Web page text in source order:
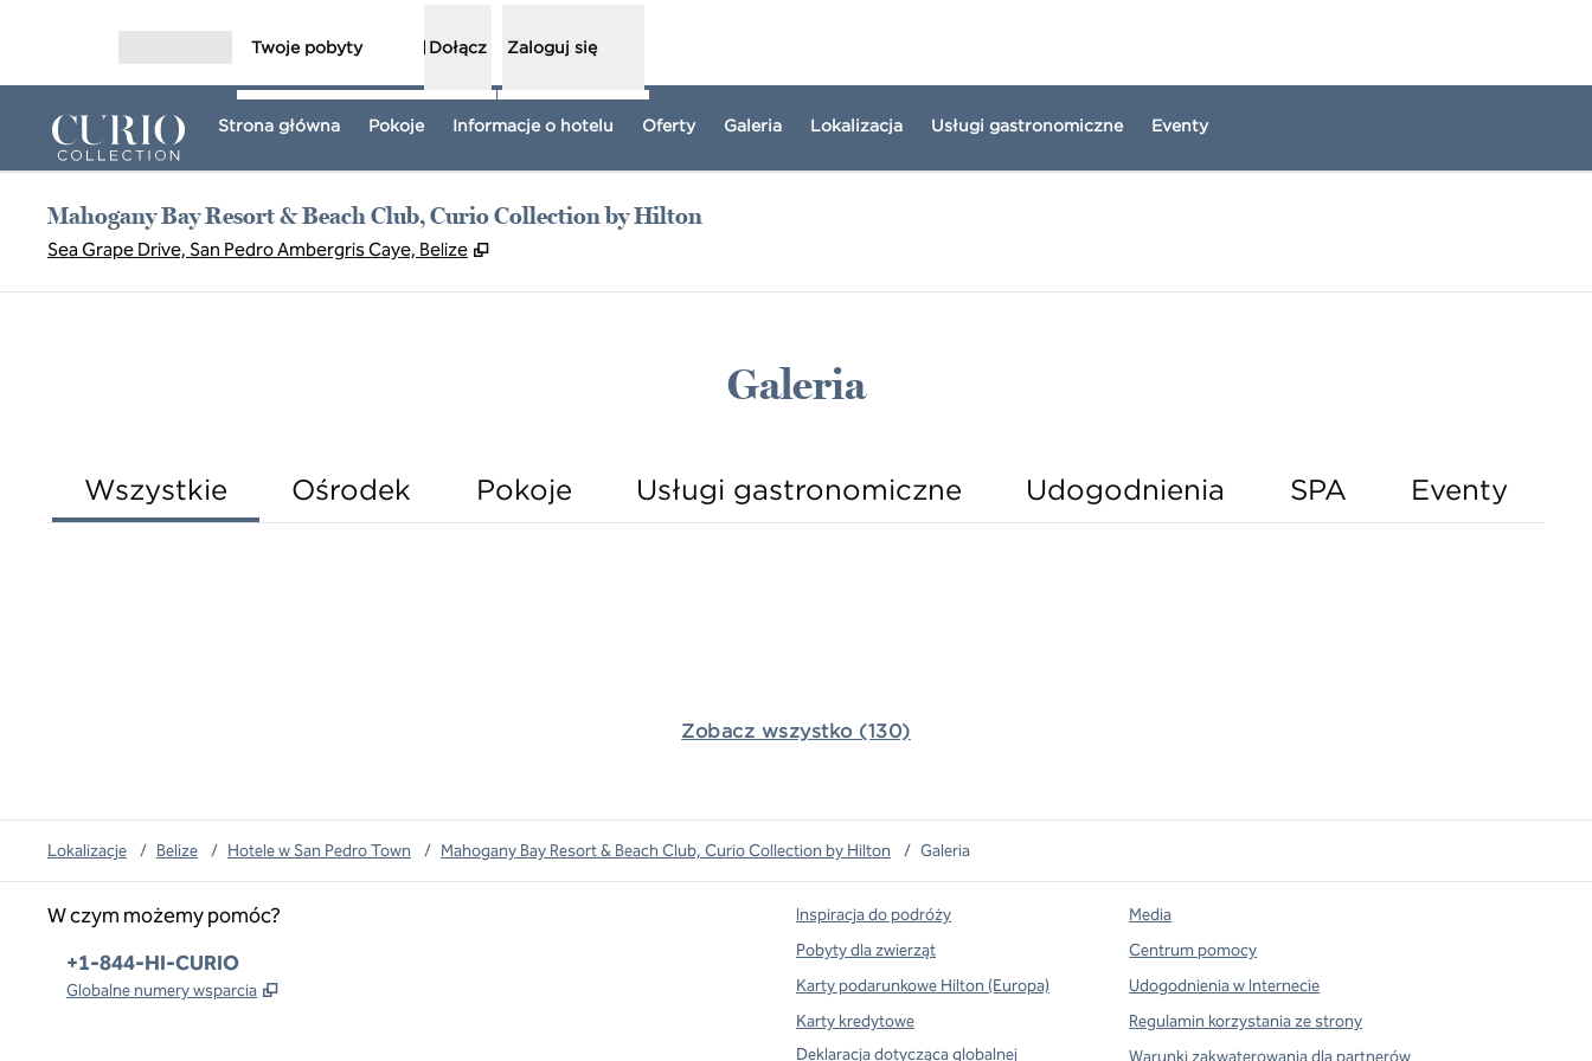
Twoje pobyty Dołącz Zaloguj się
Strona główna Pokoje Informacje o hotelu Oferty Galeria Lokalizacja Usługi gastronomiczne Eventy
Mahogany Bay Resort & Beach Club, Curio Collection by Hilton
Sea Grape Drive, San Pedro Ambergris Caye, Belize ,
Galeria
Wszystkie Ośrodek Pokoje Usługi gastronomiczne Udogodnienia SPA Eventy
Zobacz wszystko (130)
Lokalizacje / Belize / Hotele w San Pedro Town / Mahogany Bay Resort & Beach Club, Curio Collection by Hilton / Galeria
W czym możemy pomóc?
Telefon:
+1-844-HI-CURIO
Globalne numery wsparcia ,
Inspiracja do podróży
Pobyty dla zwierząt
Karty podarunkowe Hilton (Europa)
Karty kredytowe
Deklaracja dotycząca globalnej
Media
Centrum pomocy
Udogodnienia w Internecie
Regulamin korzystania ze strony
Warunki zakwaterowania dla partnerów